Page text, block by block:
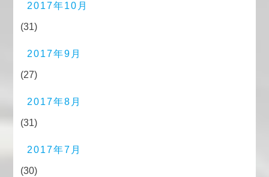
2017年10月
(31)
2017年9月
(27)
2017年8月
(31)
2017年7月
(30)